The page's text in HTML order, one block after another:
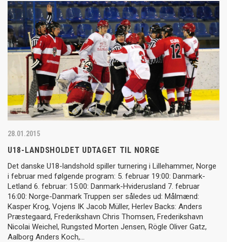
28.01.2015
U18-LANDSHOLDET UDTAGET TIL NORGE
Det danske U18-landshold spiller turnering i Lillehammer, Norge
i februar med følgende program: 5. februar 19:00: Danmark-
Letland 6. februar: 15:00: Danmark-Hviderusland 7. februar
16:00: Norge-Danmark Truppen ser således ud: Målmænd:
Kasper Krog, Vojens IK Jacob Müller, Herlev Backs: Anders
Præstegaard, Frederikshavn Chris Thomsen, Frederikshavn
Nicolai Weichel, Rungsted Morten Jensen, Rögle Oliver Gatz,
Aalborg Anders Koch,…